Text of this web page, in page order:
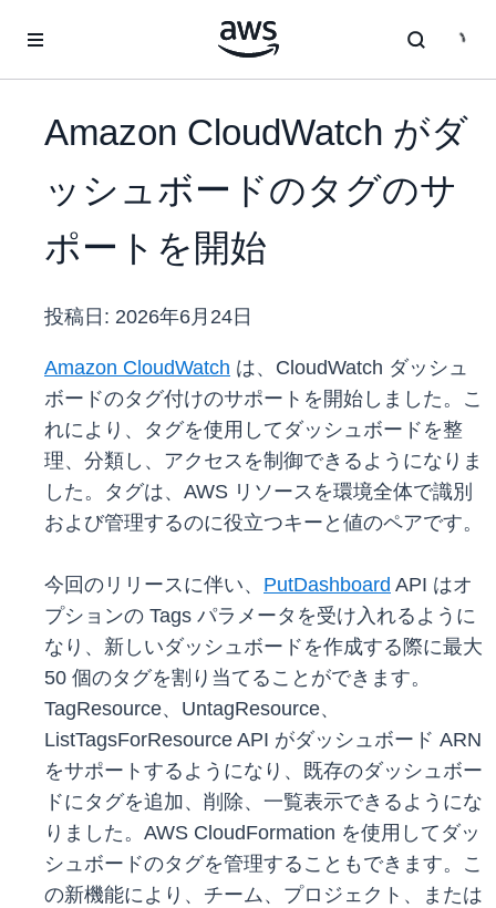
Amazon CloudWatch がダ
ッシュボードのタグのサ
ポートを開始
投稿日: 2026年6月24日
Amazon CloudWatch は、CloudWatch ダッシュ
ボードのタグ付けのサポートを開始しました。こ
れにより、タグを使用してダッシュボードを整
理、分類し、アクセスを制御できるようになりま
した。タグは、AWS リソースを環境全体で識別
および管理するのに役立つキーと値のペアです。
今回のリリースに伴い、 PutDashboard API はオ
プションの Tags パラメータを受け入れるように
なり、新しいダッシュボードを作成する際に最大
50 個のタグを割り当てることができます。
TagResource、UntagResource、
ListTagsForResource API がダッシュボード ARN
をサポートするようになり、既存のダッシュボー
ドにタグを追加、削除、一覧表示できるようにな
りました。AWS CloudFormation を使用してダッ
シュボードのタグを管理することもできます。こ
の新機能により、チーム、プロジェクト、または